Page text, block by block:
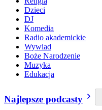
Dzieci
DJ
Komedia
Radio akademickie
Wywiad
Boże Narodzenie
Muzyka
Edukacja
Najlepsze podcasty